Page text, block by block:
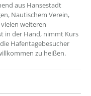
aus Hansestadt
Nautischem Verein,
weiteren
in der Hand, nimmt Kurs
Hafentagebesucher
zu heißen.